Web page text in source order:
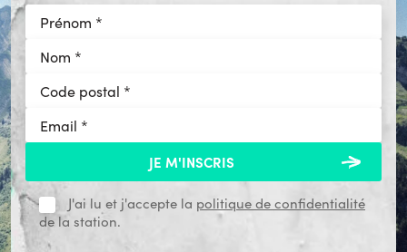
J'ai lu et j'accepte la politique de confidentialité
de la station.